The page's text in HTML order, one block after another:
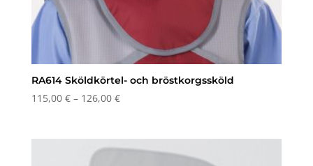
RA614 Sköldkörtel- och bröstkorgssköld
115,00 € – 126,00 €Prisintervall:
126,00 €